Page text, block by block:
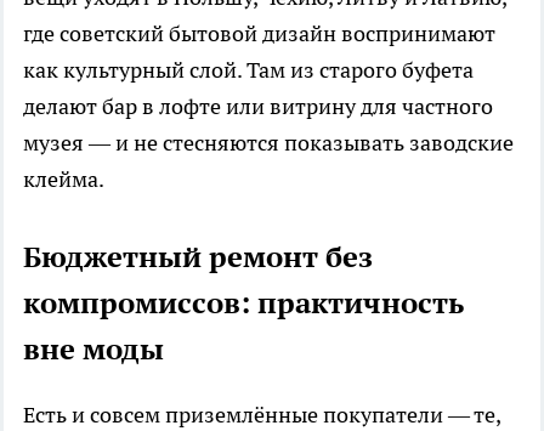
где советский бытовой дизайн воспринимают
как культурный слой. Там из старого буфета
делают бар в лофте или витрину для частного
музея — и не стесняются показывать заводские
клейма.
Бюджетный ремонт без
компромиссов: практичность
вне моды
Есть и совсем приземлённые покупатели — те,